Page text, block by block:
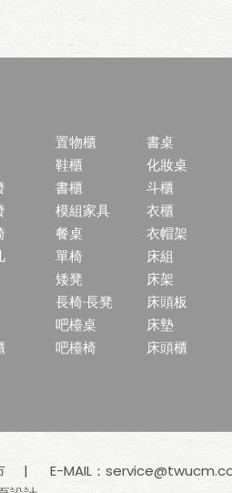
置物櫃
鞋櫃
書櫃
模組家具
餐桌
單椅
矮凳
長椅·長凳
吧檯桌
吧檯椅
書桌
化妝桌
斗櫃
衣櫃
衣帽架
床組
床架
床頭板
床墊
床頭櫃
E-MAIL：